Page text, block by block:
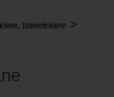
bawełniane >